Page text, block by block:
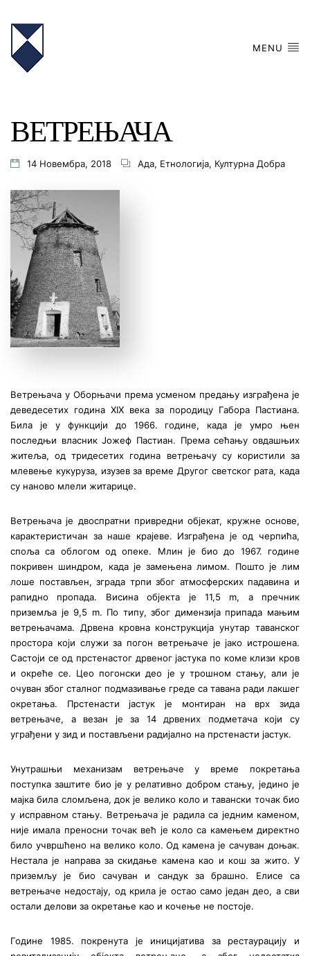
MENU
ВЕТРЕЊАЧА
14 Новембра, 2018 Ада, Етнологијa, Културна Добра
Ветрењача у Оборњачи према усменом предању изграђена је
деведесетих година XIX века за породицу Габора Пастиана.
Била је у функцији до 1966. године, када је умро њен
последњи власник Јожеф Пастиан. Према сећању овдашњих
житеља, од тридесетих година ветрењачу су користили за
млевење кукуруза, изузев за време Другог светског рата, када
су наново млели житарице.
Ветрењача је двоспратни привредни објекат, кружне основе,
карактеристичан за наше крајеве. Изграђена је од черпића,
споља са облогом од опеке. Млин је био до 1967. године
покривен шиндром, када је замењена лимом. Пошто је лим
лоше постављен, зграда трпи због атмосферских падавина и
рапидно пропада. Висина објекта је 11,5 m, а пречник
приземља је 9,5 m. По типу, због димензија припада мањим
ветрењачама. Дрвена кровна конструкција унутар таванског
простора који служи за погон ветрењаче је јако истрошена.
Састоји се од прстенастог дрвеног јастука по коме клизи кров
и окреће се. Цео погонски део је у трошном стању, али је
очуван због сталног подмазивање греде са тавана ради лакшег
окретања. Прстенасти јастук је монтиран на врх зида
ветрењаче, а везан је за 14 дрвених подметача који су
уграђени у зид и постављени радијално на прстенасти јастук.
Унутрашњи механизам ветрењаче у време покретања
поступка заштите био је у релативно добром стању, једино је
мајка била сломљена, док је велико коло и тавански точак био
у исправном стању. Ветрењача је радила са једним каменом,
није имала преносни точак већ је коло са камењем директно
било учвршћено на велико коло. Од камена је сачуван доњак.
Нестала је направа за скидање камена као и кош за жито. У
приземљу је био сачуван и сандук за брашно. Елисе са
ветрењаче недостају, од крила је остао само један део, а сви
остали делови за окретање као и кочење не постоје.
Године 1985. покренута је иницијатива за рестаурацију и